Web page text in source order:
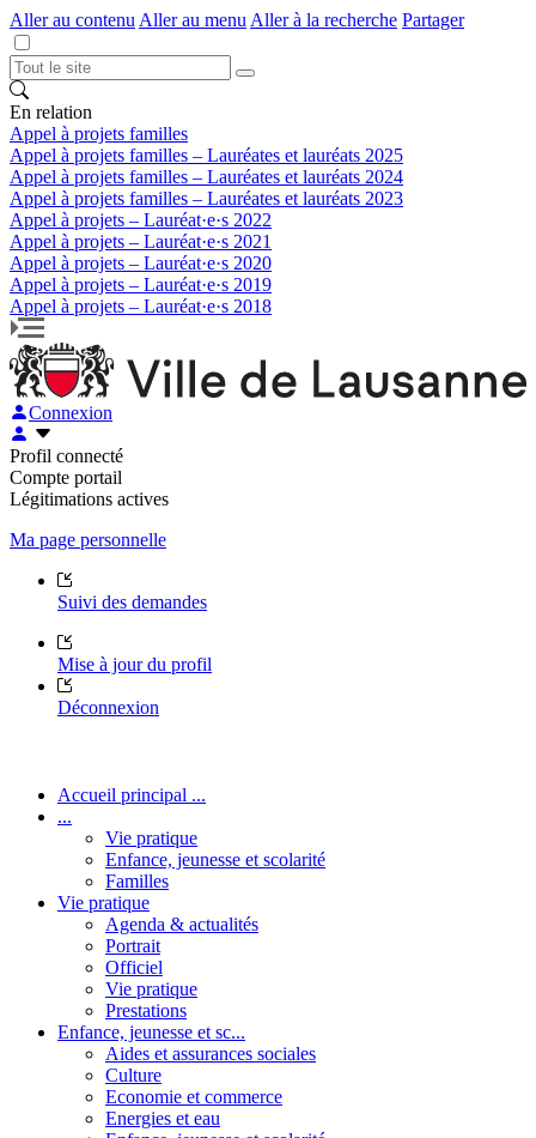
Aller au contenu Aller au menu Aller à la recherche Partager
En relation
Appel à projets familles
Appel à projets familles – Lauréates et lauréats 2025
Appel à projets familles – Lauréates et lauréats 2024
Appel à projets familles – Lauréates et lauréats 2023
Appel à projets – Lauréat·e·s 2022
Appel à projets – Lauréat·e·s 2021
Appel à projets – Lauréat·e·s 2020
Appel à projets – Lauréat·e·s 2019
Appel à projets – Lauréat·e·s 2018
Connexion
Profil connecté
Compte portail
Légitimations actives
Ma page personnelle
Suivi des demandes
Mise à jour du profil
Déconnexion
Accueil principal ...
...
Vie pratique
Enfance, jeunesse et scolarité
Familles
Vie pratique
Agenda & actualités
Portrait
Officiel
Vie pratique
Prestations
Enfance, jeunesse et sc...
Aides et assurances sociales
Culture
Economie et commerce
Energies et eau